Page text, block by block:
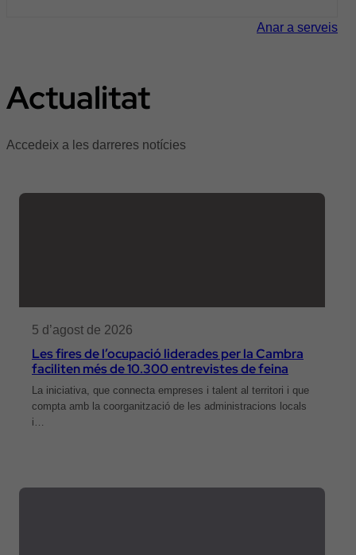
Anar a serveis
Actualitat
Accedeix a les darreres notícies
5 d’agost de 2026
Les fires de l’ocupació liderades per la Cambra
faciliten més de 10.300 entrevistes de feina
La iniciativa, que connecta empreses i talent al territori i que
compta amb la coorganització de les administracions locals
i…